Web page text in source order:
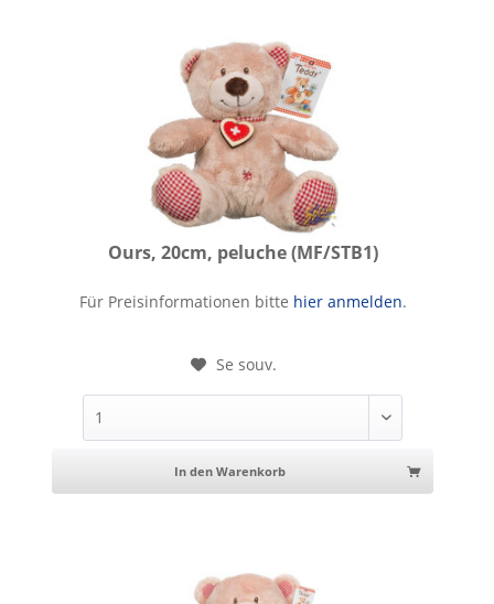
Ours, 20cm, peluche (MF/STB1)
Ours, 20cm, peluche
Für Preisinformationen bitte hier anmelden.
Se souv.
In den Warenkorb